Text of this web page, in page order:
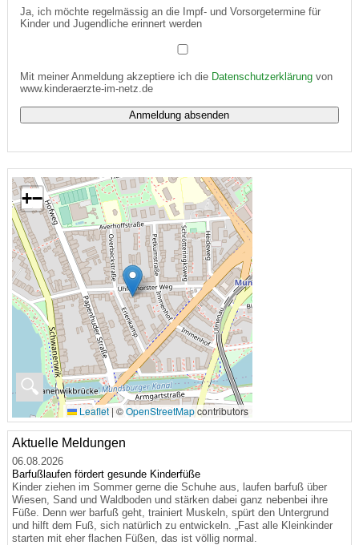
Ja, ich möchte regelmässig an die Impf- und Vorsorgetermine für
Kinder und Jugendliche erinnert werden
Mit meiner Anmeldung akzeptiere ich die Datenschutzerklärungvon
www.kinderaerzte-im-netz.de
🔍
+−
Leaflet | ©OpenStreetMapcontributors
Aktuelle Meldungen
06.08.2026
Barfußlaufen fördert gesunde Kinderfüße
Kinder ziehen im Sommer gerne die Schuhe aus, laufen barfuß über
Wiesen, Sand und Waldboden und stärken dabei ganz nebenbei ihre
Füße. Denn wer barfuß geht, trainiert Muskeln, spürt den Untergrund
und hilft dem Fuß, sich natürlich zu entwickeln. „Fast alle Kleinkinder
starten mit eher flachen Füßen, das ist völlig normal.